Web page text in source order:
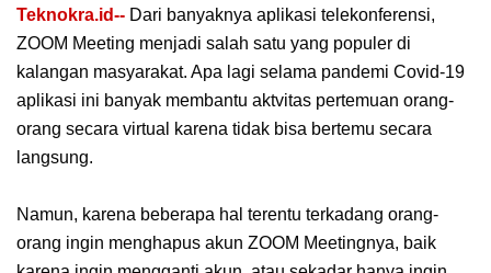
Teknokra.id-- Dari banyaknya aplikasi telekonferensi,
ZOOM Meeting menjadi salah satu yang populer di
kalangan masyarakat. Apa lagi selama pandemi Covid-19
aplikasi ini banyak membantu aktvitas pertemuan orang-
orang secara virtual karena tidak bisa bertemu secara
langsung.
Namun, karena beberapa hal terentu terkadang orang-
orang ingin menghapus akun ZOOM Meetingnya, baik